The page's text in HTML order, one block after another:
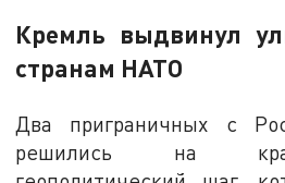
Кремль выдвинул
странам НАТО
Два приграничных с
решились на